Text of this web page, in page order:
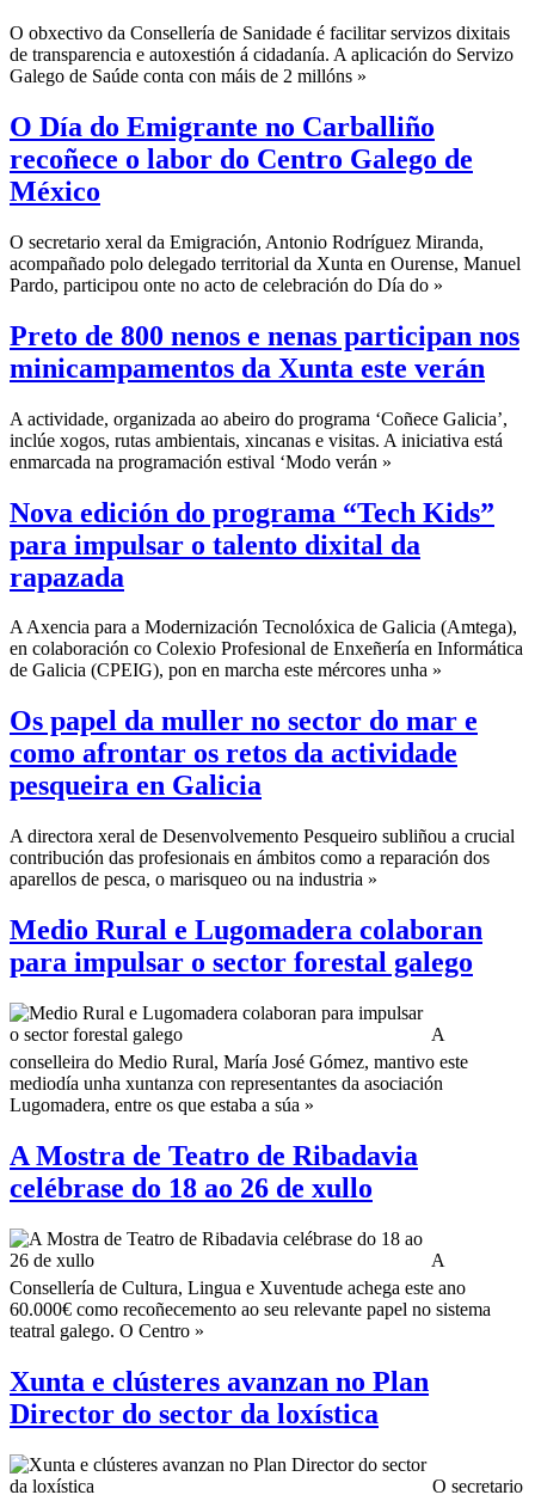
O obxectivo da Consellería de Sanidade é facilitar servizos dixitais
de transparencia e autoxestión á cidadanía. A aplicación do Servizo
Galego de Saúde conta con máis de 2 millóns »
O Día do Emigrante no Carballiño
recoñece o labor do Centro Galego de
México
O secretario xeral da Emigración, Antonio Rodríguez Miranda,
acompañado polo delegado territorial da Xunta en Ourense, Manuel
Pardo, participou onte no acto de celebración do Día do »
Preto de 800 nenos e nenas participan nos
minicampamentos da Xunta este verán
A actividade, organizada ao abeiro do programa ‘Coñece Galicia’,
inclúe xogos, rutas ambientais, xincanas e visitas. A iniciativa está
enmarcada na programación estival ‘Modo verán »
Nova edición do programa “Tech Kids”
para impulsar o talento dixital da
rapazada
A Axencia para a Modernización Tecnolóxica de Galicia (Amtega),
en colaboración co Colexio Profesional de Enxeñería en Informática
de Galicia (CPEIG), pon en marcha este mércores unha »
Os papel da muller no sector do mar e
como afrontar os retos da actividade
pesqueira en Galicia
A directora xeral de Desenvolvemento Pesqueiro subliñou a crucial
contribución das profesionais en ámbitos como a reparación dos
aparellos de pesca, o marisqueo ou na industria »
Medio Rural e Lugomadera colaboran
para impulsar o sector forestal galego
A
conselleira do Medio Rural, María José Gómez, mantivo este
mediodía unha xuntanza con representantes da asociación
Lugomadera, entre os que estaba a súa »
A Mostra de Teatro de Ribadavia
celébrase do 18 ao 26 de xullo
A
Consellería de Cultura, Lingua e Xuventude achega este ano
60.000€ como recoñecemento ao seu relevante papel no sistema
teatral galego. O Centro »
Xunta e clústeres avanzan no Plan
Director do sector da loxística
O secretario